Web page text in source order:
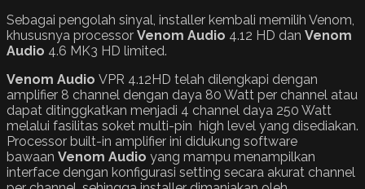
Sebagai pengolah sinyal, installer kembali memilih Venom,
khususnya processor Venom Audio 4.12 HD dan Venom
Audio 4.6 MK3 HD limited.
Venom Audio VPR 4.12HD telah dilengkapi dengan
amplifier 8 channel dengan daya 80 Watt per channel atau
dapat ditinggkatkan menjadi 4 channel daya 250 Watt
melalui fasilitas soket multi-pin high level yang disediakan.
Processor built-in amplifier ini didukung software
bawaan Venom Audio yang mampu menampilkan
interface dengan konfigurasi setting secara akurat channel